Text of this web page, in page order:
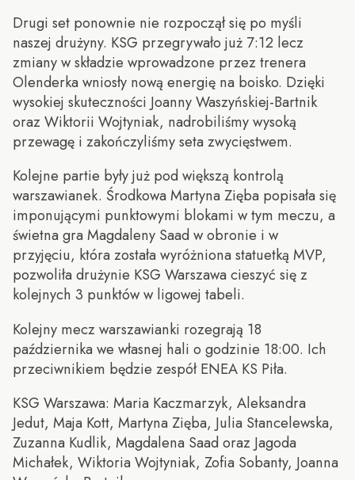
Drugi set ponownie nie rozpoczął się po myśli
naszej drużyny. KSG przegrywało już 7:12 lecz
zmiany w składzie wprowadzone przez trenera
Olenderka wniosły nową energię na boisko. Dzięki
wysokiej skuteczności Joanny Waszyńskiej-Bartnik
oraz Wiktorii Wojtyniak, nadrobiliśmy wysoką
przewagę i zakończyliśmy seta zwycięstwem.
Kolejne partie były już pod większą kontrolą
warszawianek. Środkowa Martyna Zięba popisała się
imponującymi punktowymi blokami w tym meczu, a
świetna gra Magdaleny Saad w obronie i w
przyjęciu, która została wyróżniona statuetką MVP,
pozwoliła drużynie KSG Warszawa cieszyć się z
kolejnych 3 punktów w ligowej tabeli.
Kolejny mecz warszawianki rozegrają 18
października we własnej hali o godzinie 18:00. Ich
przeciwnikiem będzie zespół ENEA KS Piła.
KSG Warszawa: Maria Kaczmarzyk, Aleksandra
Jedut, Maja Kott, Martyna Zięba, Julia Stancelewska,
Zuzanna Kudlik, Magdalena Saad oraz Jagoda
Michałek, Wiktoria Wojtyniak, Zofia Sobanty, Joanna